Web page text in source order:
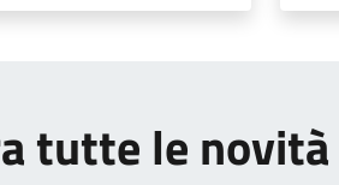
tutte le novità